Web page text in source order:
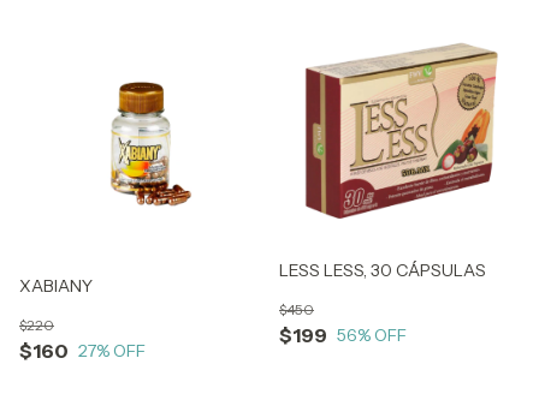
XABIANY
$160
$220
27% OFF
LESS LESS, 30 CÁPSULAS
$199
$450
56% OFF